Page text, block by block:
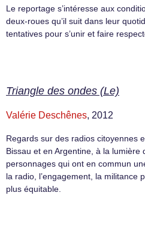
Le reportage s’intéresse aux
deux-roues qu’il suit dans leur
tentatives pour s’unir et faire
Triangle des ondes (Le)
Valérie Deschênes, 2012
Regards sur des radios citoyennes
Bissau et en Argentine, à la lumière
personnages qui ont en commun
la radio, l’engagement, la militance
plus équitable.